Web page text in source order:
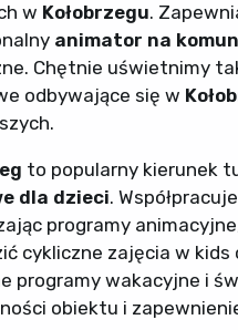
w Kołobrzegu.
animator na
Chętnie uświetnimy
odbywające się w
to popularny kierunek
dla dzieci.
programy
cykliczne zajęcia w
programy wakacyjne i
obiektu i